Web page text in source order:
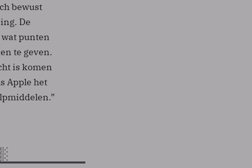
bewust
De
punten
te geven.
is komen
Apple het